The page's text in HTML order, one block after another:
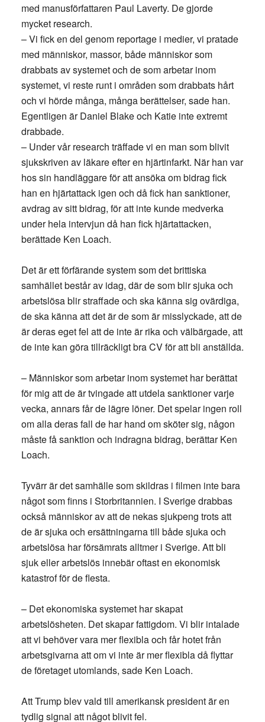
med manusförfattaren Paul Laverty. De gjorde
mycket research.
– Vi fick en del genom reportage i medier, vi pratade
med människor, massor, både människor som
drabbats av systemet och de som arbetar inom
systemet, vi reste runt i områden som drabbats hårt
och vi hörde många, många berättelser, sade han.
Egentligen är Daniel Blake och Katie inte extremt
drabbade.
– Under vår research träffade vi en man som blivit
sjukskriven av läkare efter en hjärtinfarkt. När han var
hos sin handläggare för att ansöka om bidrag fick
han en hjärtattack igen och då fick han sanktioner,
avdrag av sitt bidrag, för att inte kunde medverka
under hela intervjun då han fick hjärtattacken,
berättade Ken Loach.
Det är ett förfärande system som det brittiska
samhället består av idag, där de som blir sjuka och
arbetslösa blir straffade och ska känna sig ovärdiga,
de ska känna att det är de som är misslyckade, att de
är deras eget fel att de inte är rika och välbärgade, att
de inte kan göra tillräckligt bra CV för att bli anställda.
– Människor som arbetar inom systemet har berättat
för mig att de är tvingade att utdela sanktioner varje
vecka, annars får de lägre löner. Det spelar ingen roll
om alla deras fall de har hand om sköter sig, någon
måste få sanktion och indragna bidrag, berättar Ken
Loach.
Tyvärr är det samhälle som skildras i filmen inte bara
något som finns i Storbritannien. I Sverige drabbas
också människor av att de nekas sjukpeng trots att
de är sjuka och ersättningarna till både sjuka och
arbetslösa har försämrats alltmer i Sverige. Att bli
sjuk eller arbetslös innebär oftast en ekonomisk
katastrof för de flesta.
– Det ekonomiska systemet har skapat
arbetslösheten. Det skapar fattigdom. Vi blir intalade
att vi behöver vara mer flexibla och får hotet från
arbetsgivarna att om vi inte är mer flexibla då flyttar
de företaget utomlands, sade Ken Loach.
Att Trump blev vald till amerikansk president är en
tydlig signal att något blivit fel.